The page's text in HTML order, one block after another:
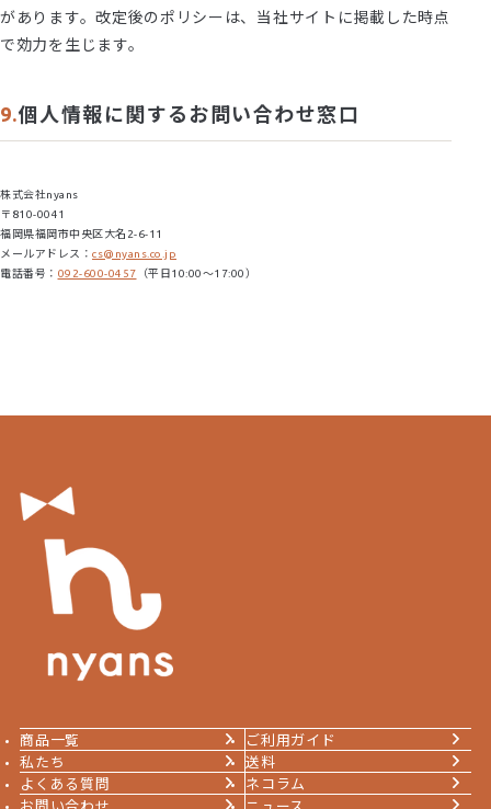
があります。改定後のポリシーは、当社サイトに掲載した時点
で効力を生じます。
個人情報に関するお問い合わせ窓口
株式会社nyans
〒810-0041
福岡県福岡市中央区大名2-6-11
メールアドレス： cs@nyans.co.jp
電話番号： 092-600-0457 （平日10:00〜17:00）
商品一覧
ご利用ガイド
私たち
送料
よくある質問
ネコラム
お問い合わせ
ニュース